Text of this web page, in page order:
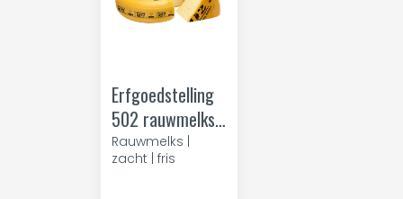
Erfgoedstelling
502 rauwmelkse
jonge kaas
Rauwmelks |
zacht | fris